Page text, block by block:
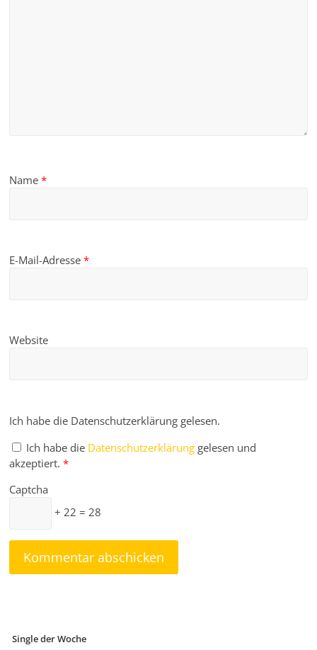
Name*
E-Mail-Adresse*
Website
Ich habe die Datenschutzerklärung gelesen.
Ich habe die Datenschutzerklärung gelesen und
akzeptiert. *
Captcha
+ 22 = 28
Single der Woche